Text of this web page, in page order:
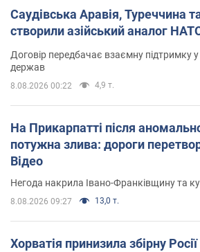
Саудівська Аравія, Туреччина
створили азійський аналог
Договір передбачає взаємну підтримку
держав
8.08.2026 00:22 4,9 т.
На Прикарпатті після
потужна злива: дороги
Відео
Негода накрила Івано-Франківщину та
8.08.2026 09:27 13,0 т.
Хорватія принизила збірну Росії